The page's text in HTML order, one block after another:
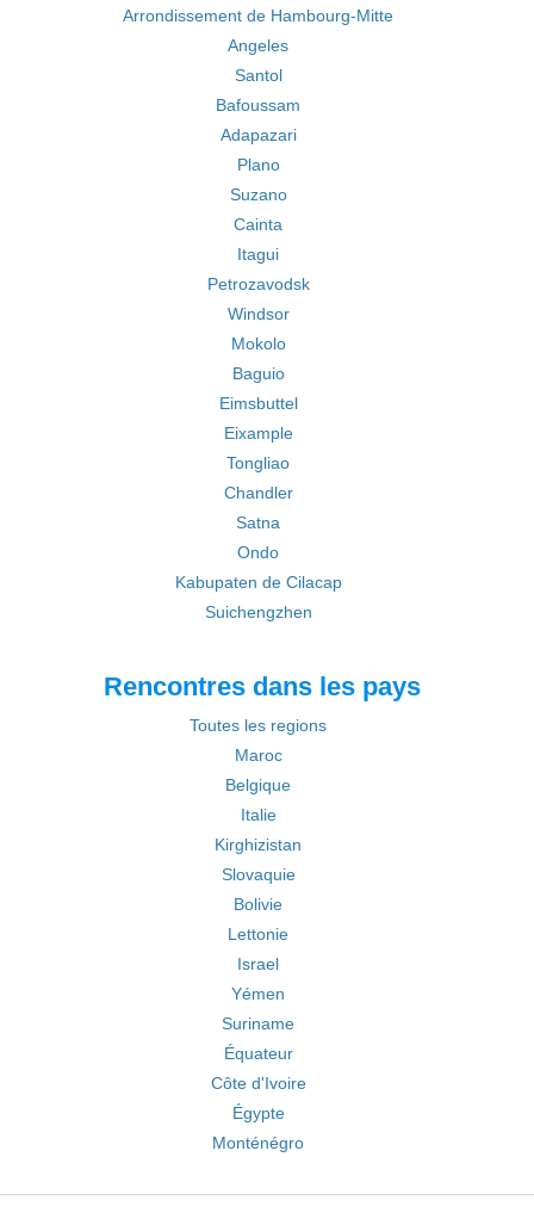
Arrondissement de Hambourg-Mitte
Angeles
Santol
Bafoussam
Adapazari
Plano
Suzano
Cainta
Itagui
Petrozavodsk
Windsor
Mokolo
Baguio
Eimsbuttel
Eixample
Tongliao
Chandler
Satna
Ondo
Kabupaten de Cilacap
Suichengzhen
Rencontres dans les pays
Toutes les regions
Maroc
Belgique
Italie
Kirghizistan
Slovaquie
Bolivie
Lettonie
Israel
Yémen
Suriname
Équateur
Côte d'Ivoire
Égypte
Monténégro